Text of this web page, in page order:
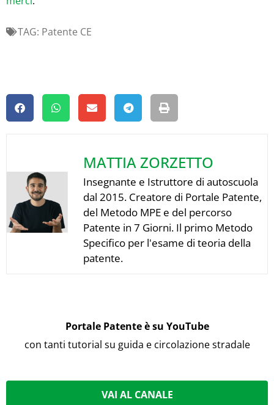
TAG: Patente CE
MATTIA ZORZETTO
Insegnante e Istruttore di autoscuola
dal 2015. Creatore di Portale Patente,
del Metodo MPE e del percorso
Patente in 7 Giorni. Il primo Metodo
Specifico per l'esame di teoria della
patente.
Portale Patente è su YouTube
con tanti tutorial su guida e circolazione stradale
VAI AL CANALE